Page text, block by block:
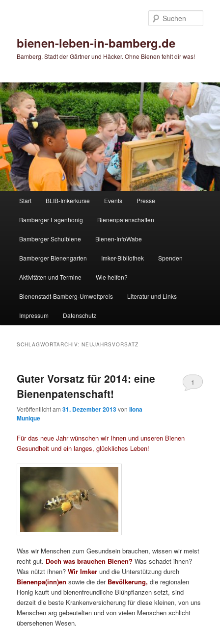
bienen-leben-in-bamberg.de
Bamberg. Stadt der Gärtner und Häcker. Ohne Bienen fehlt dir was!
Start BLIB-Imkerkurse Events Presse
Bamberger Lagenhonig Bienenpatenschaften
Bamberger Schulbiene Bienen-InfoWabe
Bamberger Bienengarten Imker-Bibliothek Spenden
Aktivitäten und Termine Wie helfen?
Bienenstadt-Bamberg-Umweltpreis Literatur und Links
Impressum Datenschutz
SCHLAGWORTARCHIV:NEUJAHRSVORSATZ
Guter Vorsatz für 2014: eine
Bienenpatenschaft!
Veröffentlicht am31. Dezember 2013vonIlona
Munique
1
Für das neue Jahr wünschen wir Ihnen und unseren Bienen
Gesundheit und ein langes, glückliches Leben!
Was wir Menschen zum Gesundsein brauchen, wissen wir meist
recht gut. Doch was brauchen Bienen? Was schadet ihnen?
Was nützt ihnen?Wir Imker und die Unterstützung durch
Bienenpa(inn)en sowie die der Bevölkerung, die regionalen
Honig kauft und bienenfreundliche Blühpflanzen setzt, sind
derzeit die beste Krankenversicherung für diese kleinen, von uns
Menschen arg gebeutelten und von vielen Menschen schlicht
übersehenen Wesen.